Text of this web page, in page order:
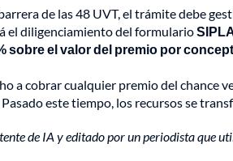
de las 48 UVT, el trámite debe
el diligenciamiento del formulario
sobre el valor del premio por
a cobrar cualquier premio del chance
este tiempo, los recursos se
de IA y editado por un periodista que